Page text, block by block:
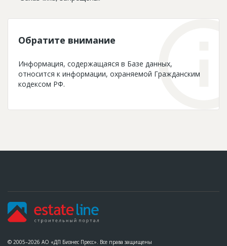
Обратите внимание
Информация, содержащаяся в Базе данных,
относится к информации, охраняемой Гражданским
кодексом РФ.
© 2005–2026 АО «ДП Бизнес Пресс». Все права защищены